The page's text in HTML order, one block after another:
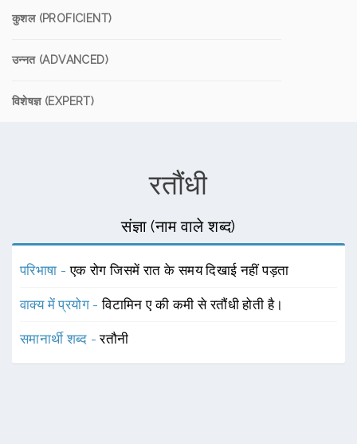
कुशल (PROFICIENT)
उन्नत (ADVANCED)
विशेषज्ञ (EXPERT)
रतौंधी
संज्ञा (नाम वाले शब्द)
परिभाषा -एक रोग जिसमें रात के समय दिखाई नहीं पड़ता
वाक्य में प्रयोग -विटामिन ए की कमी से रतौंधी होती है।
समानार्थी शब्द -रतौनी